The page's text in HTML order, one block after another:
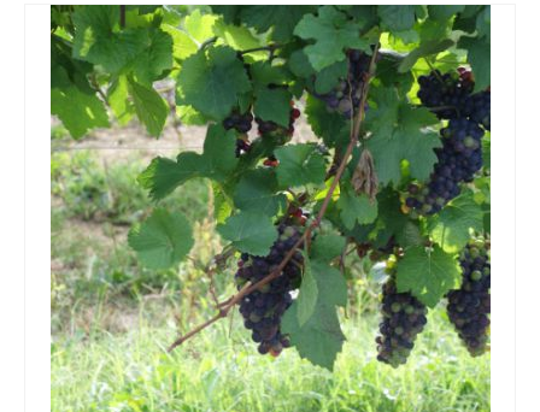
muveAWAY
muveLIVELY
muveBOLDLY
muveFAR